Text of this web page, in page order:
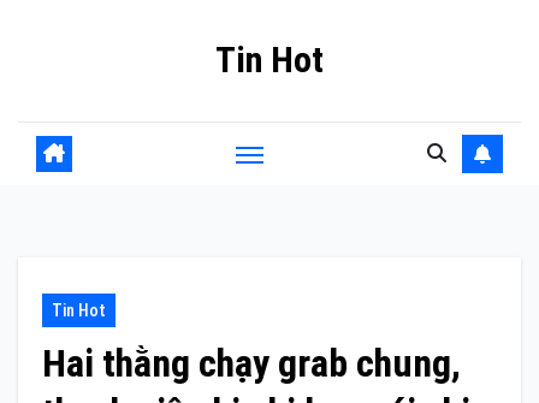
Tin Hot
Tin Hot
Hai thằng chạy grab chung,